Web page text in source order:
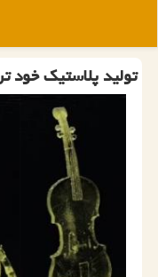
تولید پلاستیک خود